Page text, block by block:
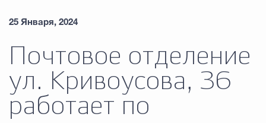
Новости Обращения граждан
25 Января, 2024
Почтовое отделение
ул. Кривоусова, 36
работает по